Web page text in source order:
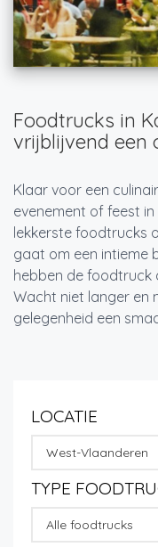
Foodtrucks in
vrijblijvend een
Klaar voor een
evenement of feest
lekkerste foodtrucks
gaat om een intieme
hebben de foodtruck
Wacht niet langer en
gelegenheid een
LOCATIE
West-Vlaanderen
TYPE
Alle foodtrucks